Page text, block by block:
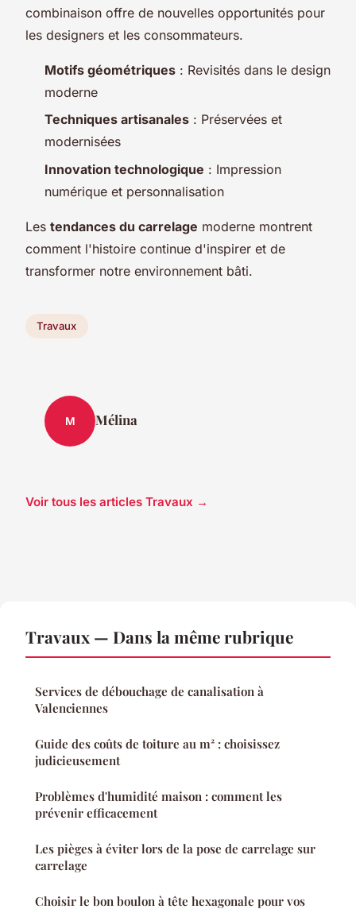
combinaison offre de nouvelles opportunités pour
les designers et les consommateurs.
Motifs géométriques : Revisités dans le design
moderne
Techniques artisanales : Préservées et
modernisées
Innovation technologique : Impression
numérique et personnalisation
Les tendances du carrelage moderne montrent
comment l'histoire continue d'inspirer et de
transformer notre environnement bâti.
Travaux
M Mélina
Voir tous les articles Travaux →
Travaux — Dans la même rubrique
Services de débouchage de canalisation à
Valenciennes
Guide des coûts de toiture au m² : choisissez
judicieusement
Problèmes d'humidité maison : comment les
prévenir efficacement
Les pièges à éviter lors de la pose de carrelage sur
carrelage
Choisir le bon boulon à tête hexagonale pour vos